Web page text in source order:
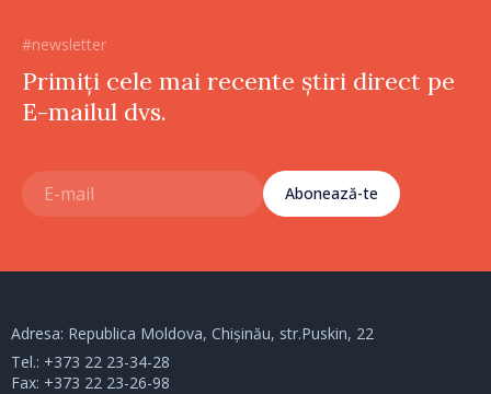
#newsletter
Primiți cele mai recente știri direct pe
E-mailul dvs.
Abonează-te
Adresa: Republica Moldova, Chișinău, str.Puskin, 22
Tel.: +373 22 23-34-28
Fax: +373 22 23-26-98